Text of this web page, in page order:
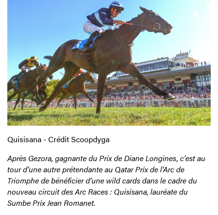
Quisisana - Crédit Scoopdyga
Après Gezora, gagnante du Prix de Diane Longines, c’est au
tour d’une autre prétendante au Qatar Prix de l’Arc de
Triomphe de bénéficier d’une wild cards dans le cadre du
nouveau circuit des Arc Races : Quisisana, lauréate du
Sumbe Prix Jean Romanet.